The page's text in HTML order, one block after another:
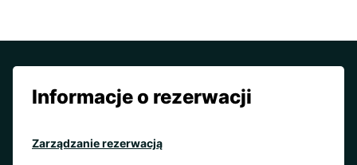
Informacje o rezerwacji
Zarządzanie rezerwacją